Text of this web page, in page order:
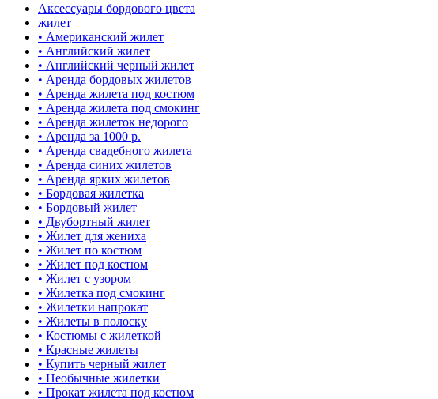
Аксессуары бордового цвета
жилет
• Американский жилет
• Английский жилет
• Английский черный жилет
• Аренда бордовых жилетов
• Аренда жилета под костюм
• Аренда жилета под смокинг
• Аренда жилеток недорого
• Аренда за 1000 р.
• Аренда свадебного жилета
• Аренда синих жилетов
• Аренда ярких жилетов
• Бордовая жилетка
• Бордовый жилет
• Двубортный жилет
• Жилет для жениха
• Жилет по костюм
• Жилет под костюм
• Жилет с узором
• Жилетка под смокинг
• Жилетки напрокат
• Жилеты в полоску
• Костюмы с жилеткой
• Красные жилеты
• Купить черный жилет
• Необычные жилетки
• Прокат жилета под костюм